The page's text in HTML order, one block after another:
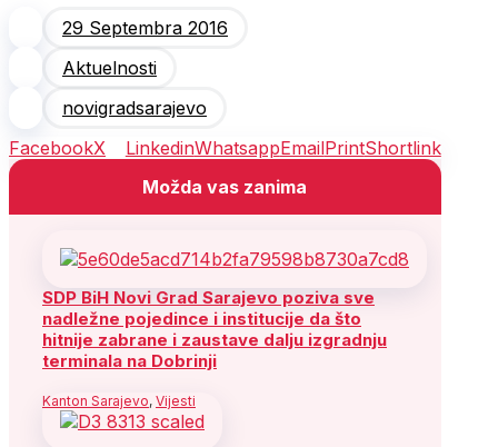
29 Septembra 2016
Aktuelnosti
novigradsarajevo
FacebookX LinkedinWhatsappEmailPrintShortlink
Možda vas zanima
SDP BiH Novi Grad Sarajevo poziva sve
nadležne pojedince i institucije da što
hitnije zabrane i zaustave dalju izgradnju
terminala na Dobrinji
Kanton Sarajevo, Vijesti